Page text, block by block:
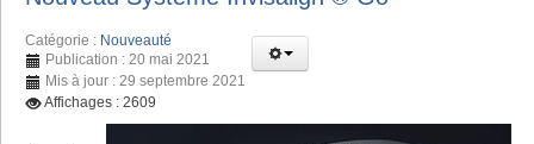
Catégorie : Nouveauté
Publication : 20 mai 2021
Mis à jour : 29 septembre 2021
Affichages : 2609